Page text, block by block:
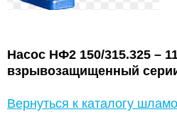
Насос НФ2 150/315.325 –
взрывозащищенный
Вернуться к каталогу